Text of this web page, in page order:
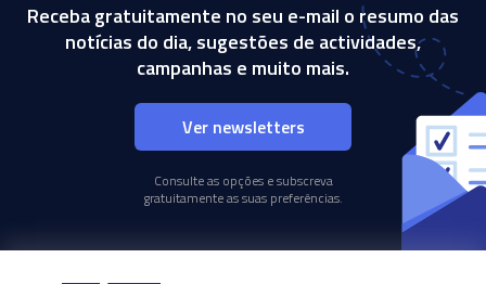
Receba gratuitamente no seu e-mail o resumo das
notícias do dia, sugestões de actividades,
campanhas e muito mais.
Ver newsletters
Consulte as opções e subscreva
gratuitamente as suas preferências.